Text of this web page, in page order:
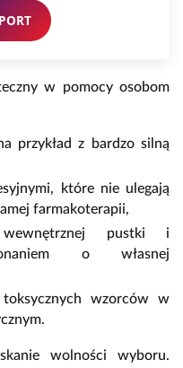
w pomocy osobom
przykład z bardzo silną
które nie ulegają
farmakoterapii,
wewnętrznej pustki i
o własnej
wzorców w
wolności wyboru.